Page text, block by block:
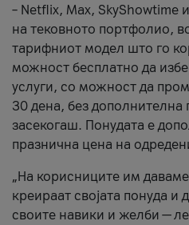
– Netflix, Max, SkyShowtime
на тековното портфолио,
тарифниот модел што го
можност бесплатно да
услуги, со можност да
30 дена, без дополнителна
засекогаш. Понудата е
празнична цена на
„На корисниците им
креираат својата понуда и
своите навики и желби —